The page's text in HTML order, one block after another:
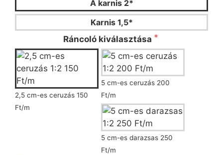
A karnis 2*
Karnis 1,5*
Ráncoló kiválasztása
2,5 cm-es ceruzás 150
Ft/m
5 cm-es ceruzás 200
Ft/m
5 cm-es darazsas 250
Ft/m